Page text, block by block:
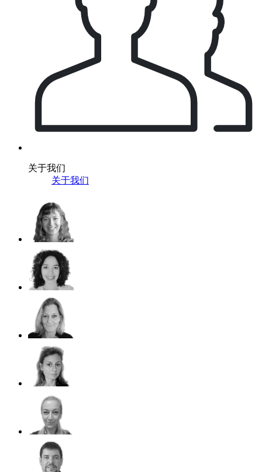
关于我们
关于我们